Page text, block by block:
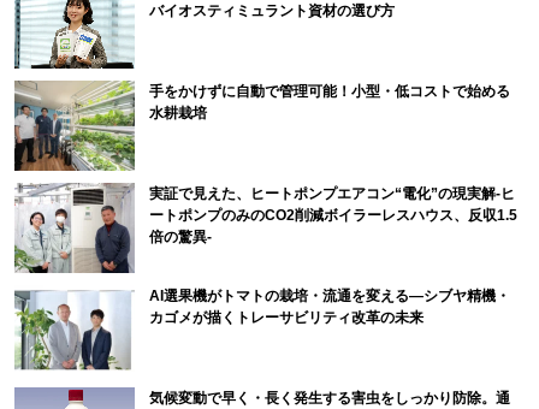
バイオスティミュラント資材の選び方
手をかけずに自動で管理可能！小型・低コストで始める
水耕栽培
実証で見えた、ヒートポンプエアコン“電化”の現実解-ヒ
ートポンプのみのCO2削減ボイラーレスハウス、反収1.5
倍の驚異-
AI選果機がトマトの栽培・流通を変える―シブヤ精機・
カゴメが描くトレーサビリティ改革の未来
気候変動で早く・長く発生する害虫をしっかり防除。通